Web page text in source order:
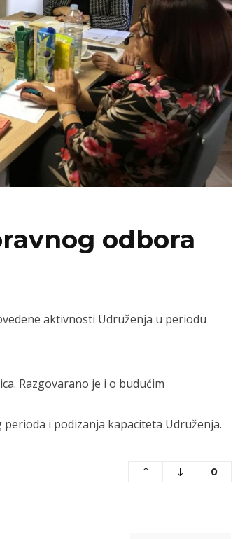
odbora
aktivnosti Udruženja u periodu
Razgovarano je i o budućim
i podizanja kapaciteta Udruženja.
0